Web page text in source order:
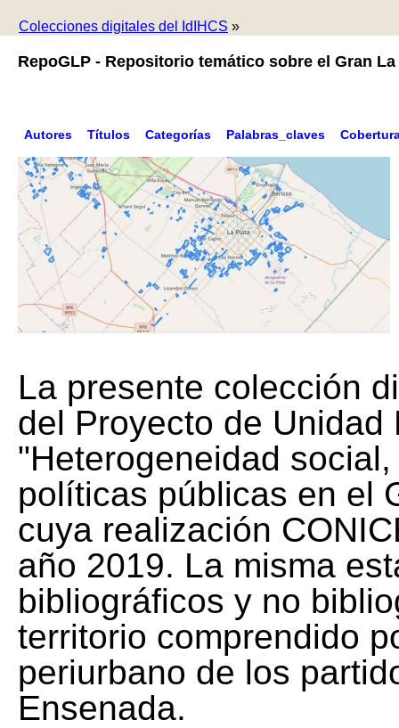
Colecciones digitales del IdIHCS »
RepoGLP - Repositorio temático sobre el Gran La
Autores Títulos Categorías Palabras_claves
La presente colección
del Proyecto de Unidad
"Heterogeneidad
políticas públicas en el
cuya realización
año 2019. La misma
bibliográficos y no
territorio comprendido
periurbano de los
Ensenada.